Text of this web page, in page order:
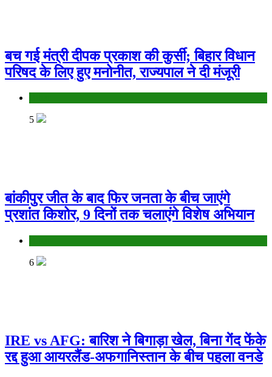
बच गई मंत्री दीपक प्रकाश की कुर्सी; बिहार विधान
परिषद के लिए हुए मनोनीत, राज्यपाल ने दी मंजूरी
5
बांकीपुर जीत के बाद फिर जनता के बीच जाएंगे
प्रशांत किशोर, 9 दिनों तक चलाएंगे विशेष अभियान
6
IRE vs AFG: बारिश ने बिगाड़ा खेल, बिना गेंद फेंके
रद्द हुआ आयरलैंड-अफगानिस्तान के बीच पहला वनडे